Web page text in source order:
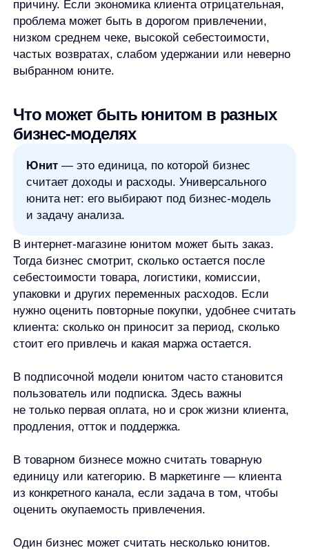
В товарном бизнесе можно считать товарную
единицу или категорию. В маркетинге — клиента
из конкретного канала, если задача в том, чтобы
оценить окупаемость привлечения.
анализировать экономику заказа, клиента,
товарной категории и рекламного канала. Это
разные уровни анализа, а не противоречие.
Главное — не смешивать их в одной формуле.
Если юнитом выбран заказ, не стоит без
пояснения подставлять метрики жизненной
ценности клиента. Если юнитом выбран клиент,
нужно учитывать повторные покупки и период
анализа.
Какие данные нужны для расчета
юнит-экономики
Перед расчетом нужно собрать данные. В базовом
Первая группа — доходы.
Они показывают, сколько приносит выбранный
клиента — выручка на клиента за выбранный
период. Для подписки — платежи по подписке
за период.
Вторая группа — переменные расходы.
Это затраты, которые возникают вместе
другим юнитом. В e-commerce сюда могут
входить себестоимость товара, упаковка,
доставка, комиссия платежной системы,
комиссия маркетплейса, бонусы, промокоды
и возвраты.
Они важны, если расчет связан с клиентом или